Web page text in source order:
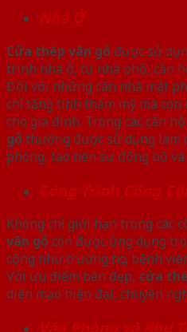
Nhà Ở
Cửa thép vân gỗ được sử
trình nhà ở, từ nhà phố, căn
Đối với những căn nhà mặt
chỉ tăng tính thẩm mỹ mà
cho gia đình. Trong các căn
gỗ thường được sử dụng làm
phòng, tạo nên sự đồng bộ và
Công Trình Công
Không chỉ giới hạn trong các
vân gỗ còn được ứng dụng
cộng như trường học, bệnh
Với ưu điểm bền đẹp, cửa
diện mạo hiện đại, chuyên
Văn Phòng và Khu